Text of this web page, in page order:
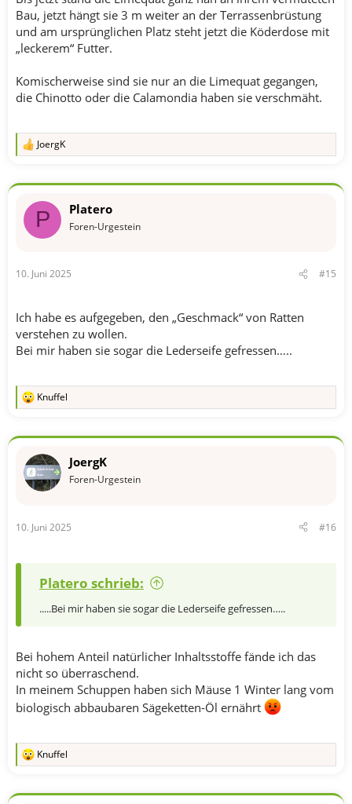
Bau, jetzt hängt sie 3 m weiter an der Terrassenbrüstung
und am ursprünglichen Platz steht jetzt die Köderdose mit
„leckerem“ Futter.
Komischerweise sind sie nur an die Limequat gegangen,
die Chinotto oder die Calamondia haben sie verschmäht.
R
k
o
:
JoergK
P Platero
Foren-Urgestein
10. Juni 2025 #15
Ich habe es aufgegeben, den „Geschmack“ von Ratten
verstehen zu wollen.
Bei mir haben sie sogar die Lederseife gefressen…..
R
k
o
:
Knuffel
JoergK
Foren-Urgestein
10. Juni 2025 #16
Platero schrieb:
.....Bei mir haben sie sogar die Lederseife gefressen…..
Bei hohem Anteil natürlicher Inhaltsstoffe fände ich das
nicht so überraschend.
In meinem Schuppen haben sich Mäuse 1 Winter lang vom
biologisch abbaubaren Sägeketten-Öl ernährt
R
k
Knuffel